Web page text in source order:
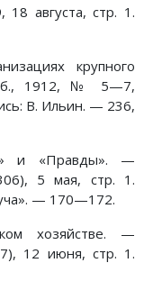
августа, стр. 1.
крупного
1912, № 5—7,
В. Ильин. — 236,
и «Правды». —
5 мая, стр. 1.
— 170—172.
хозяйстве. —
12 июня, стр. 1.